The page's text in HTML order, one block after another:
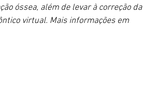
óssea, além de levar à correção da
virtual. Mais informações em